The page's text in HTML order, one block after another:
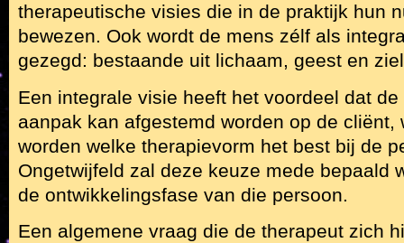
therapeutische visies die in de praktijk hun
bewezen. Ook wordt de mens zélf als
gezegd: bestaande uit lichaam, geest en
Een integrale visie heeft het voordeel dat
aanpak kan afgestemd worden op de cliënt,
worden welke therapievorm het best bij de
Ongetwijfeld zal deze keuze mede bepaald
de ontwikkelingsfase van die persoon.
Een algemene vraag die de therapeut zich